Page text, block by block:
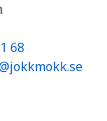
68